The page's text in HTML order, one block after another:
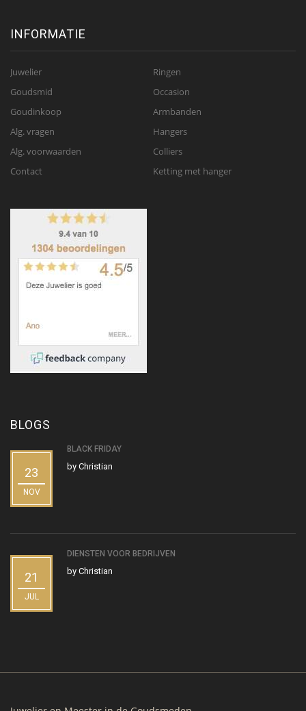
INFORMATIE
Juwelier
Goudsmid
Goudinkoop
Alg. vragen
Alg. voorwaarden
Contact
Ringen
Occasion
Armbanden
Hangers
Colliers
Ketting met hanger
BLOGS
23
NOV
BLACK FRIDAY
by Christian
21
JUL
DIENSTEN VOOR BEDRIJVEN
by Christian